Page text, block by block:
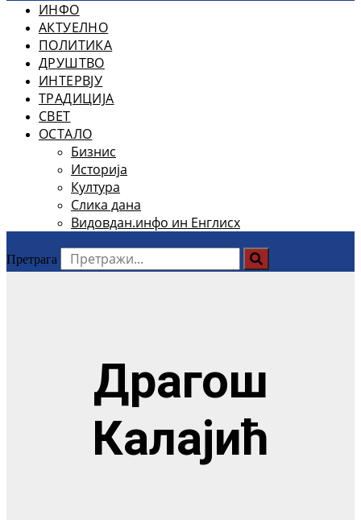
ИНФО
АКТУЕЛНО
ПОЛИТИКА
ДРУШТВО
ИНТЕРВЈУ
ТРАДИЦИЈА
СВЕТ
ОСТАЛО
Бизнис
Историја
Култура
Слика дана
Видовдан.инфо ин Енглисх
Претрага
Драгош
Калајић